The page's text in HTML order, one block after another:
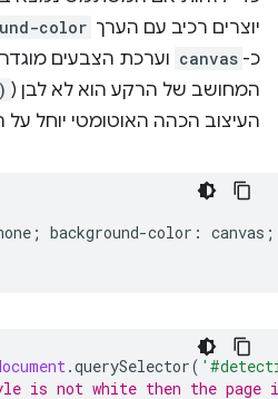
יוצרים רכיב עם הערך color
כ- canvas וערכת הצבעים
המחושב של הרקע הוא לא לבן (
העיצוב הכהה האוטומטי יוחל על
background-color:
.querySelector(
is not white then the page